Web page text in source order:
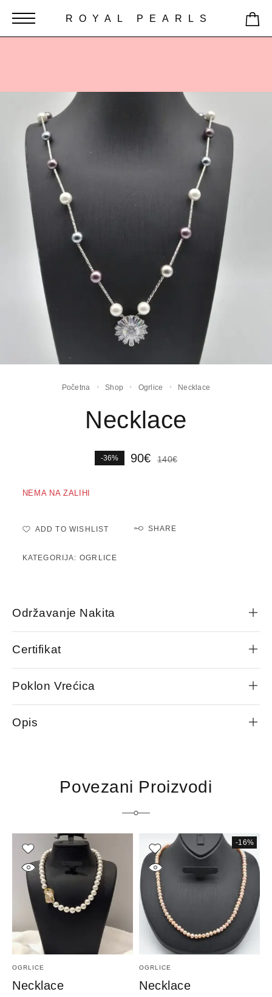
ROYAL PEARLS
Početna Shop Ogrlice Necklace
Necklace
-36% 140€
90€
NEMA NA ZALIHI
ADD TO WISHLIST SHARE
KATEGORIJA: OGRLICE
Održavanje Nakita
Certifikat
Poklon Vrećica
Opis
Povezani Proizvodi
OGRLICE
Necklace
-16%
OGRLICE
Necklace